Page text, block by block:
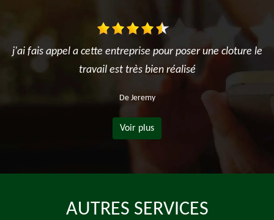
j'ai fais appel a cette entreprise pour poser une cloture le
travail est très bien réalisé
De Jeremy
Voir plus
AUTRES SERVICES